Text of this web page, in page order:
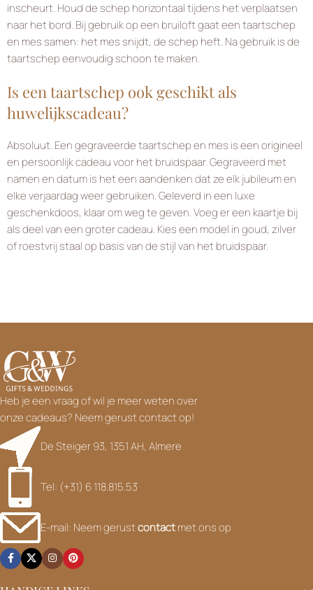
inscheurt. Houd de schep horizontaal tijdens het verplaatsen
naar het bord. Bij gebruik op een bruiloft gaat een taartschep
en mes samen: het mes snijdt, de schep heft. Na gebruik is de
taartschep eenvoudig schoon te maken.
Is een taartschep ook geschikt als
huwelijkscadeau?
Absoluut. Een gegraveerde taartschep en mes is een origineel
en persoonlijk cadeau voor het bruidspaar. Gegraveerd met
namen en datum is het een aandenken dat ze elk jubileum en
elke verjaardag weer gebruiken. Geleverd in een luxe
geschenkdoos, klaar om weg te geven. Voeg er een kaartje bij
als deel van een groter cadeau. Kies een model in goud, zilver
of roestvrij staal op basis van de stijl van het bruidspaar.
Heb je een vraag of wil je meer weten over
onze cadeaus? Neem gerust contact op!
De Steiger 93, 1351 AH, Almere
Tel: (+31) 6 118.815.53
E-mail: Neem gerustcontactmet ons op